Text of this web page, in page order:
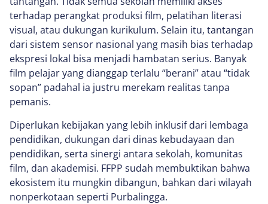
terhadap perangkat produksi film, pelatihan literasi
visual, atau dukungan kurikulum. Selain itu, tantangan
dari sistem sensor nasional yang masih bias terhadap
ekspresi lokal bisa menjadi hambatan serius. Banyak
film pelajar yang dianggap terlalu “berani” atau “tidak
sopan” padahal ia justru merekam realitas tanpa
pemanis.
Diperlukan kebijakan yang lebih inklusif dari lembaga
pendidikan, dukungan dari dinas kebudayaan dan
pendidikan, serta sinergi antara sekolah, komunitas
film, dan akademisi. FFPP sudah membuktikan bahwa
ekosistem itu mungkin dibangun, bahkan dari wilayah
nonperkotaan seperti Purbalingga.